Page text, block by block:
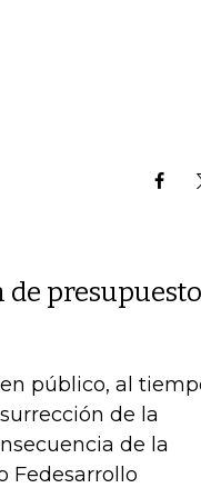
público, al
de la
de la
Fedesarrollo